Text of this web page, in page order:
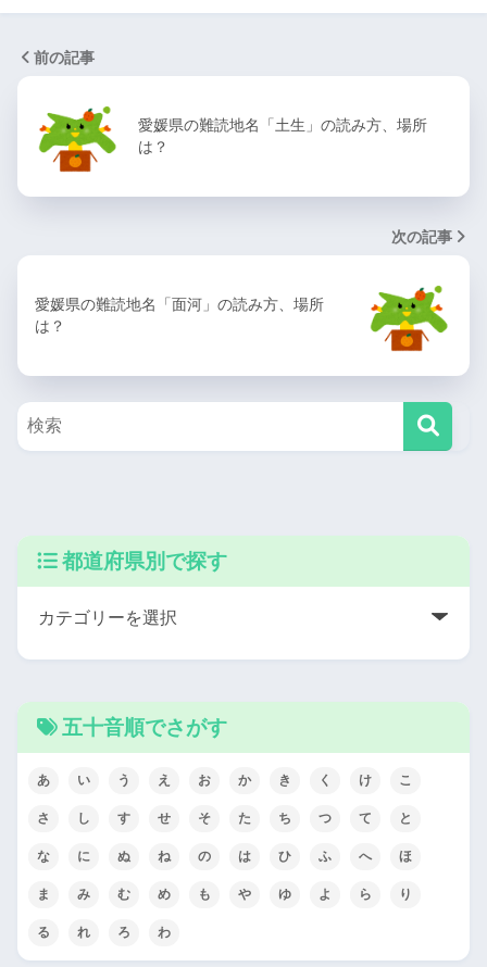
前の記事
愛媛県の難読地名「土生」の読み方、場所
は？
次の記事
愛媛県の難読地名「面河」の読み方、場所
は？
都道府県別で探す
五十音順でさがす
あ い う え お か き く け こ
さ し す せ そ た ち つ て と
な に ぬ ね の は ひ ふ へ ほ
ま み む め も や ゆ よ ら り
る れ ろ わ